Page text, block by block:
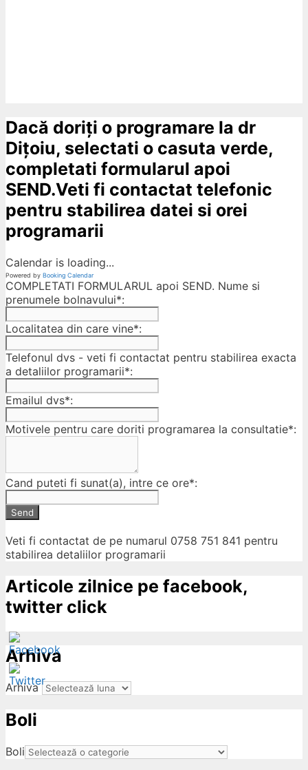
Dacă doriți o programare la dr
Dițoiu, selectati o casuta verde,
completati formularul apoi
SEND.Veti fi contactat telefonic
pentru stabilirea datei si orei
programarii
Calendar is loading...
Powered by Booking Calendar
COMPLETATI FORMULARUL apoi SEND. Nume si
prenumele bolnavului*:
Localitatea din care vine*:
Telefonul dvs - veti fi contactat pentru stabilirea exacta
a detaliilor programarii*:
Emailul dvs*:
Motivele pentru care doriti programarea la consultatie*:
Cand puteti fi sunat(a), intre ce ore*:
Send
Veti fi contactat de pe numarul 0758 751 841 pentru
stabilirea detaliilor programarii
Articole zilnice pe facebook,
twitter click
Arhiva
Arhiva
Boli
Boli